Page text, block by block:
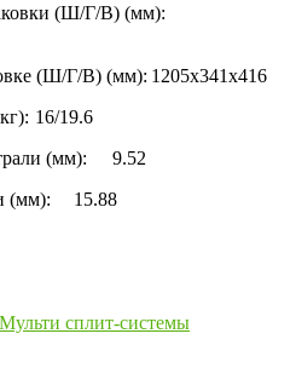
(Ш/Г/В) (мм):
(Ш/Г/В) (мм): 1205x341x416
16/19.6
(мм):
9.52
(мм):
15.88
Мульти сплит-системы